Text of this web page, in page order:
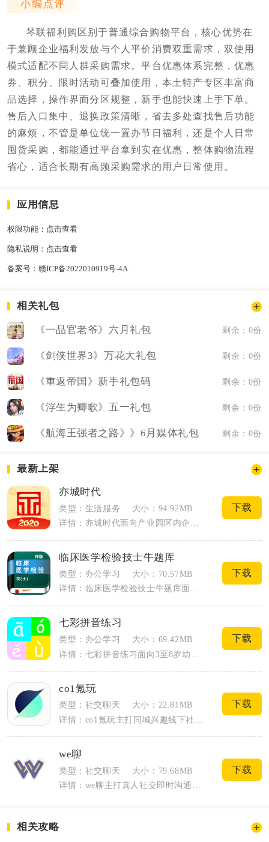
小编点评
琴联福利购区别于普通综合购物平台，核心优势在
于兼顾企业福利发放与个人平价消费双重需求，双使用
模式适配不同人群采购需求。平台优惠体系完整，优惠
券、积分、限时活动可叠加使用，本土特产专区丰富商
品选择，操作界面分区规整，新手也能快速上手下单。
售后入口集中、退换政策清晰，省去多处查找售后功能
的麻烦，不管是单位统一置办节日福利，还是个人日常
囤货采购，都能通过平台拿到实在优惠，整体购物流程
省心，适合长期有高频采购需求的用户日常使用。
应用信息
权限功能： 点击查看
隐私说明： 点击查看
备案号： 赣ICP备2022010919号-4A
相关礼包
《一品官老爷》六月礼包 剩余：0份
《剑侠世界3》万花大礼包 剩余：0份
《重返帝国》新手礼包码 剩余：0份
《浮生为卿歌》五一礼包 剩余：0份
《航海王强者之路》》6月媒体礼包 剩余：0份
最新上架
亦城时代
类型：生活服务
大小：94.92MB
详情：亦城时代面向产业园区内企业、职场员工打造一体化智慧园区综合服务载体，打通园区...
下载
临床医学检验技士牛题库
类型：办公学习
大小：70.57MB
详情：临床医学检验技士牛题库面向备考全国卫生专业技术资格临床医学检验技术（士）的考...
下载
七彩拼音练习
类型：办公学习
大小：69.42MB
下载
co1氪玩
类型：社交聊天
大小：22.81MB
下载
we聊
类型：社交聊天
大小：79.68MB
下载
相关攻略